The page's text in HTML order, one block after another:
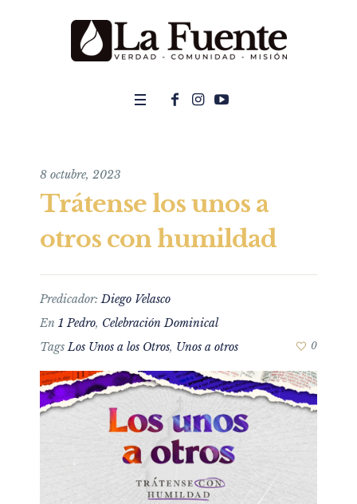
8 octubre, 2023
Trátense los unos a
otros con humildad
Predicador:Diego Velasco
En 1 Pedro, Celebración Dominical
TagsLos Unos a los Otros, Unos a otros 0